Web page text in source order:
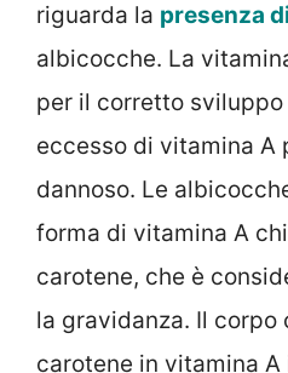
riguarda la presenza
albicocche. La
per il corretto
eccesso di vitamina A
dannoso. Le
forma di vitamina A
carotene, che è
la gravidanza. Il
carotene in vitamina